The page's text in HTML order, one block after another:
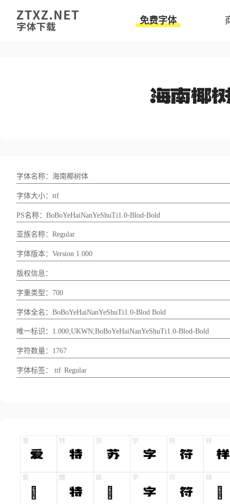
免费字体
字体名称：海南椰树体
字体大小：ttf
PS名称：BoBoYeHaiNanYeShuTi1.0-Blod-Bold
亚族名称：Regular
字体版本：Version 1.000
版权信息：
字重类型：700
字体全名：BoBoYeHaiNanYeShuTi1.0-Blod Bold
唯一标识：1.000;UKWN;BoBoYeHaiNanYeShuTi1.0-Blod-Bold
字符数量：1767
字体标签： ttf Regular